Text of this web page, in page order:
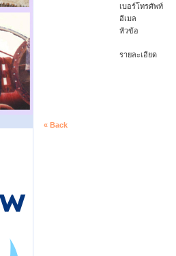
เบอร์โทรศัพท์
อีเมล
หัวข้อ
รายละเอียด
« Back